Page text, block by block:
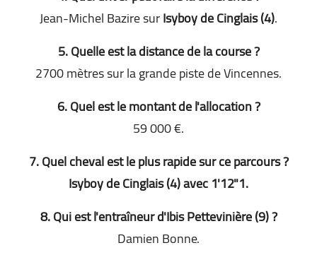
Jean-Michel Bazire surIsyboy de Cinglais (4).
5. Quelle est la distance de la course ?
2700 mètres sur la grande piste de Vincennes.
6. Quel est le montant de l'allocation ?
59 000 €.
7. Quel cheval est le plus rapide sur ce parcours ?
Isyboy de Cinglais (4) avec 1'12"1.
8. Qui est l'entraîneur d'Ibis Pettevinière (9) ?
Damien Bonne.